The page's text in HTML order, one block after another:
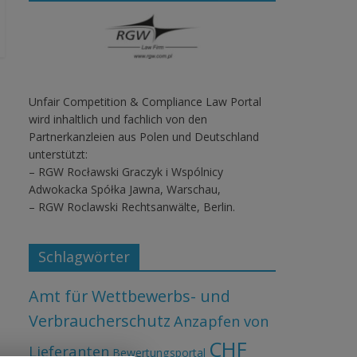
Unfair Competition & Compliance Law Portal
wird inhaltlich und fachlich von den
Partnerkanzleien aus Polen und Deutschland
unterstützt:
– RGW Rocławski Graczyk i Wspólnicy
Adwokacka Spółka Jawna, Warschau,
– RGW Roclawski Rechtsanwälte, Berlin.
Schlagwörter
Amt für Wettbewerbs- und
Verbraucherschutz Anzapfen von
Lieferanten Bewertungsportal CHF